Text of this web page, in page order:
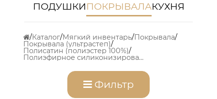
ПОДУШКИПОКРЫВАЛАКУХНЯ
Каталог Мягкий инвентарь Покрывала
Покрывала (ультрастеп)
Полисатин (полиэстер 100%)
Полиэфирное силиконизированное волокно (100% полиэстер)
Фильтр